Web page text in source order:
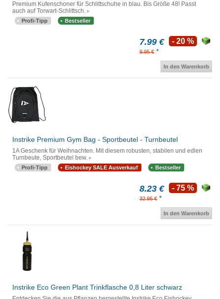
Premium Kufenschoner für Schlittschuhe in blau. Bis Größe 48! Passt
auch auf Torwart-Schlittsch.
Profi-Tipp Bestseller
7.99 €
9.95 € *
- 20 %
In den Warenkorb
Instrike Premium Gym Bag - Sportbeutel - Turnbeutel
1A Geschenk für Weihnachten. Mit diesem robusten, stabilen und edlen
Turnbeute, Sportbeutel bew.
Profi-Tipp Eishockey SALE Ausverkauf Bestseller
8.23 €
32.95 € *
- 75 %
In den Warenkorb
Instrike Eco Green Plant Trinkflasche 0,8 Liter schwarz